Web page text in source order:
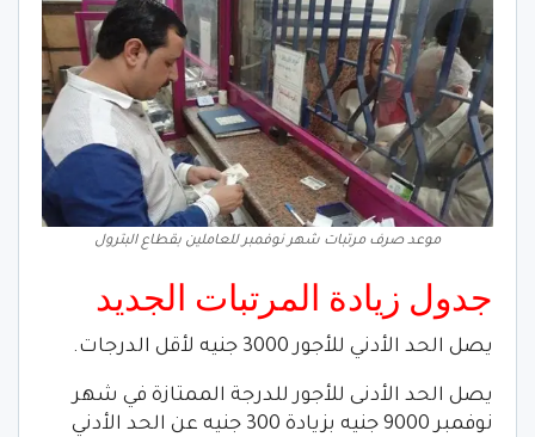
موعد صرف مرتبات شهر نوفمبر للعاملين بقطاع البترول
جدول زيادة المرتبات الجديد
يصل الحد الأدني للأجور 3000 جنيه لأقل الدرجات.
يصل الحد الأدنى للأجور للدرجة الممتازة في شهر
نوفمبر 9000 جنيه بزيادة 300 جنيه عن الحد الأدني